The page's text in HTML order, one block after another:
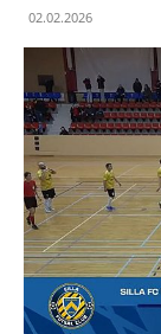
02.02.2026